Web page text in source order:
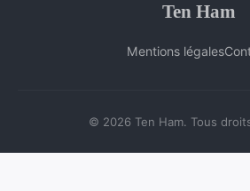
Ten Ham
Mentions légales
© 2026 Ten Ham. Tous